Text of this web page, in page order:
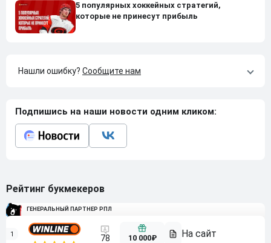
5 популярных хоккейных стратегий,
которые не принесут прибыль
Нашли ошибку? Сообщите нам
Подпишись на наши новости одним кликом:
Рейтинг букмекеров
ГЕНЕРАЛЬНЫЙ ПАРТНЕР РПЛ
1 78 10 000₽